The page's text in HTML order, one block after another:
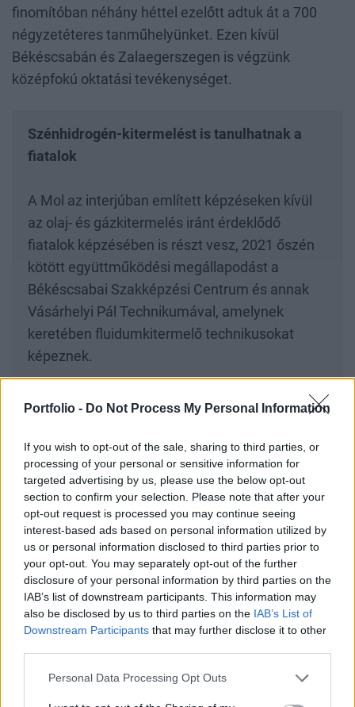
Portfolio - Do Not Process My Personal Information
If you wish to opt-out of the sale, sharing to third parties, or
processing of your personal or sensitive information for
targeted advertising by us, please use the below opt-out
section to confirm your selection. Please note that after your
opt-out request is processed you may continue seeing
interest-based ads based on personal information utilized by
us or personal information disclosed to third parties prior to
your opt-out. You may separately opt-out of the further
disclosure of your personal information by third parties on the
IAB’s list of downstream participants. This information may
also be disclosed by us to third parties on the IAB’s List of
Downstream Participants that may further disclose it to other
Personal Data Processing Opt Outs
finomítóban néhány héttel ezelőtt adtuk át a 700
négyzetéteres tanműhelyünket. Ezen kívül
Békéscsabán és Zalaegerszegen is végzünk
középfokú oktatási tevékenységet.
Szénhidrogén-kitermelést is tanulhatnak a
fiatalok
A Mol az interjúban említett képzéseken kívül
az olaj- és gázkitermelés iránt érdeklődő
fiatalok képzésében is részt vesz, 2021 őszén
kötött együttműködési megállapodást a
Békéscsabai Szakképzési Centrum és annak
Vásárhelyi Pál Technikumával, amelynek
keretében fluidumkitermelő technikusokat
képeznek.
Az itt megszerzett tudással szénhidrogén
biztonságosan működtethetik a mélyfúrási,
lyukbefejezési, kútjavítási és magfúrási
tevékenység során használatos
berendezéseket. A diákok a Mol támogatásával
felújított speciális szaktanteremben
tanulhatnak, a képzés során a diákok már valós
ipari környezetben tölthetik el szakmai
gyakorlatukat. Ennek az a különlegessége,
hogy ilyen képzés összesen két helyen van az